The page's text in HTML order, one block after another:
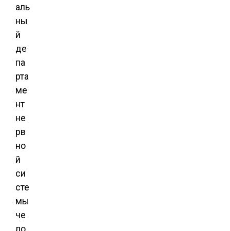
аль
ны
й
де
па
рта
ме
нт
не
рв
но
й
си
сте
мы
че
ло